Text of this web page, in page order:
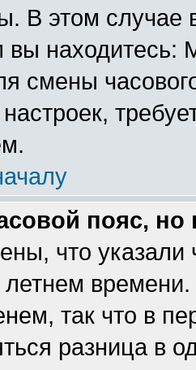
В этом
вы
смены
пояс,
что указали
так что в
разница в